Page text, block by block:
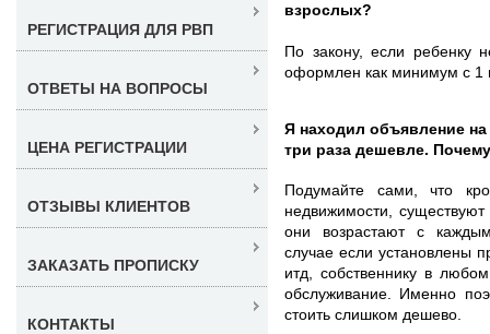
взрослых?
По закону, если ребенку
оформлен как минимум с 1
Я находил объявление
три раза дешевле.
Подумайте сами, что
недвижимости,
они возрастают с
случае если установлены
итд, собственнику в
обслуживание. Именно
стоить слишком дешево.
РЕГИСТРАЦИЯ ДЛЯ РВП
ОТВЕТЫ НА ВОПРОСЫ
ЦЕНА РЕГИСТРАЦИИ
ОТЗЫВЫ КЛИЕНТОВ
ЗАКАЗАТЬ ПРОПИСКУ
КОНТАКТЫ